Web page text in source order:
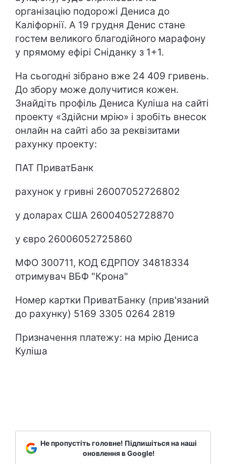
організацію подорожі Дениса до
Каліфорнії. А 19 грудня Денис стане
гостем великого благодійного марафону
у прямому ефірі Сніданку з 1+1.
На сьогодні зібрано вже 24 409 гривень.
До збору може долучитися кожен.
Знайдіть профіль Дениса Куліша на сайті
проекту «Здійсни мрію» і зробіть внесок
онлайн на сайті або за реквізитами
рахунку проекту:
ПАТ ПриватБанк
рахунок у гривні 26007052726802
у доларах США 26004052728870
у євро 26006052725860
МФО 300711, КОД ЄДРПОУ 34818334
отримувач ВБФ "Крона"
Номер картки ПриватБанку (прив'язаний
до рахунку) 5169 3305 0264 2819
Призначення платежу: на мрію Дениса
Куліша
Не пропустіть головне! Підпишіться на наші
оновлення в Google!